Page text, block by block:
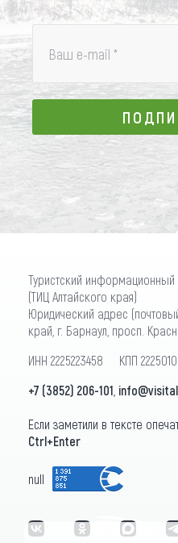
Ваш e-mail *
Туристский информационный
(ТИЦ Алтайского края)
Юридический адрес
край, г. Барнаул, просп.
ИНН 2225223458 КПП
+7 (3852) 206-101
Если заметили в тексте
Ctrl+Enter
null